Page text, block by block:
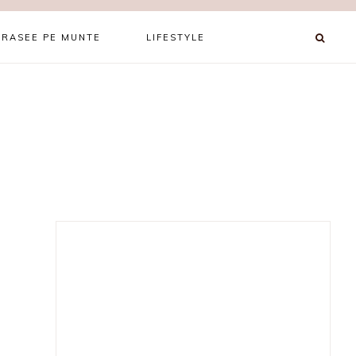
PE MUNTE LIFESTYLE